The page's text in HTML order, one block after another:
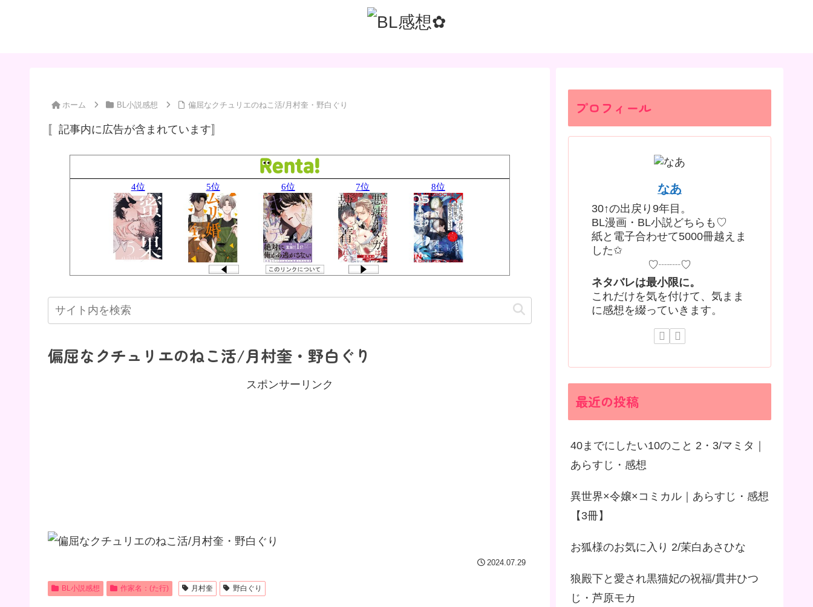
ホーム BL小説感想 偏屈なクチュリエのねこ活/月村奎・野白ぐり
〚記事内に広告が含まれています〛
偏屈なクチュリエのねこ活/月村奎・野白ぐり
スポンサーリンク
2024.07.29
BL小説感想 作家名：(た行) 月村奎 野白ぐり
プロフィール
なあ
30↑の出戻り9年目。
BL漫画・BL小説どちらも♡
紙と電子合わせて5000冊越えま
した✩
♡┈┈♡
ネタバレは最小限に。
これだけを気を付けて、気まま
に感想を綴っていきます。
最近の投稿
40までにしたい10のこと 2・3/マミタ｜
あらすじ・感想
異世界×令嬢×コミカル｜あらすじ・感想
【3冊】
お狐様のお気に入り 2/茉白あさひな
狼殿下と愛され黒猫妃の祝福/貫井ひつ
じ・芦原モカ